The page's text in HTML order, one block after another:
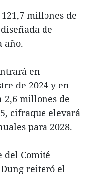
millones de
de
año.
en
de 2024 y en
2,6 millones de
cifraque elevará
para 2028.
del Comité
reiteró el